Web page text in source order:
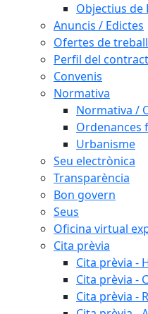
Objectius de
Anuncis / Edictes
Ofertes de treball
Perfil del
Convenis
Normativa
Normativa /
Ordenances
Urbanisme
Seu electrònica
Transparència
Bon govern
Seus
Oficina virtual
Cita prèvia
Cita prèvia -
Cita prèvia -
Cita prèvia -